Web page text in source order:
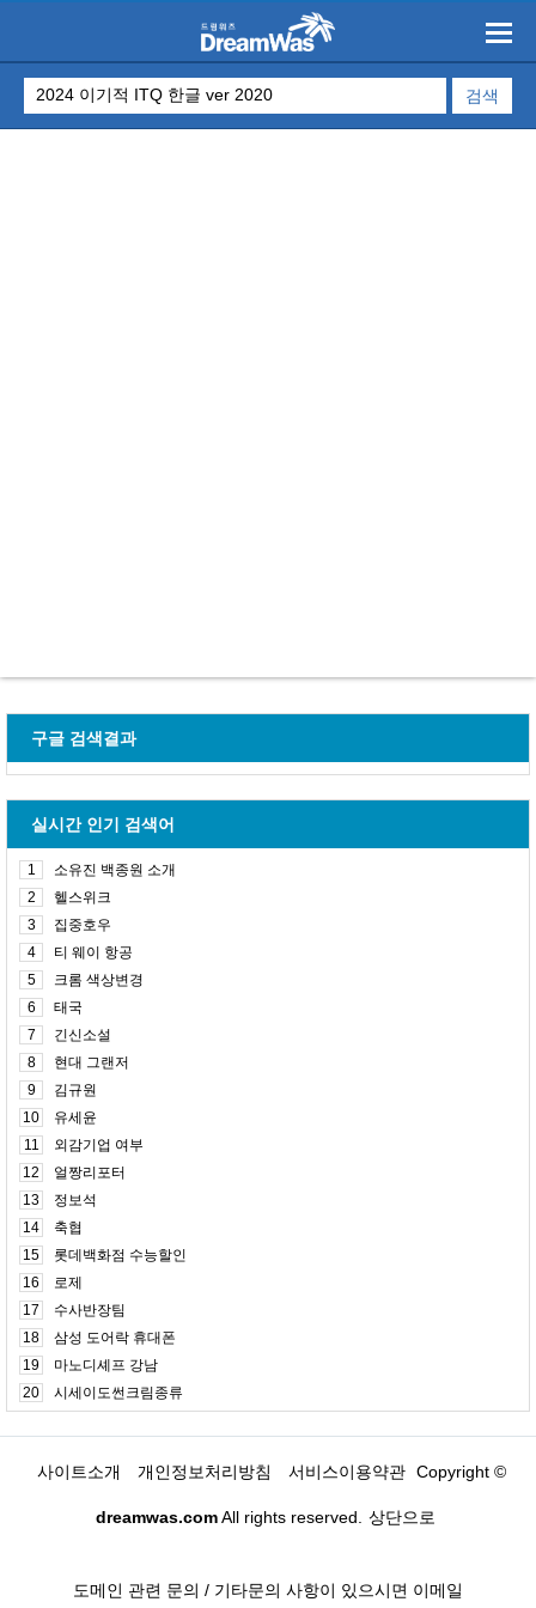
구글 검색결과
실시간 인기 검색어
1
소유진 백종원 소개
2
헬스위크
3
집중호우
4
티 웨이 항공
5
크롬 색상변경
6
태국
7
긴신소설
8
현대 그랜저
9
김규원
10
유세윤
11
외감기업 여부
12
얼짱리포터
13
정보석
14
축협
15
롯데백화점 수능할인
16
로제
17
수사반장팀
18
삼성 도어락 휴대폰
19
마노디셰프 강남
20
시세이도썬크림종류
사이트소개 개인정보처리방침 서비스이용약관 Copyright ©
dreamwas.comAll rights reserved. 상단으로
도메인 관련 문의 / 기타문의 사항이 있으시면 이메일